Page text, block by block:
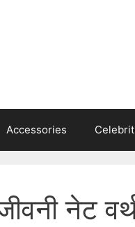
Accessories
नेट